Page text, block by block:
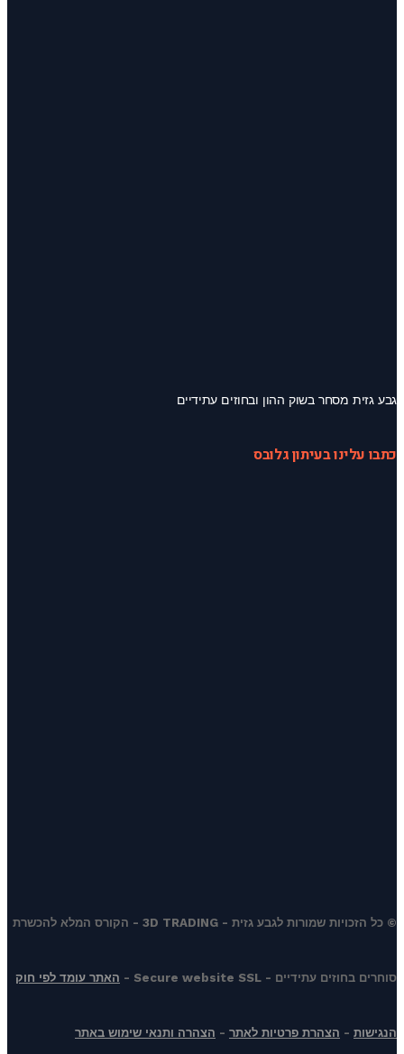
גבע גזית מסחר בשוק ההון ובחוזים עתידיים
כתבו עלינו בעיתון גלובס
© כל הזכויות שמורות לגבע גזית - 3D TRADING - הקורס המלא להכשרת
סוחרים בחוזים עתידיים - Secure website SSL - האתר עומד לפי חוק
הנגישות - הצהרת פרטיות לאתר - הצהרה ותנאי שימוש באתר